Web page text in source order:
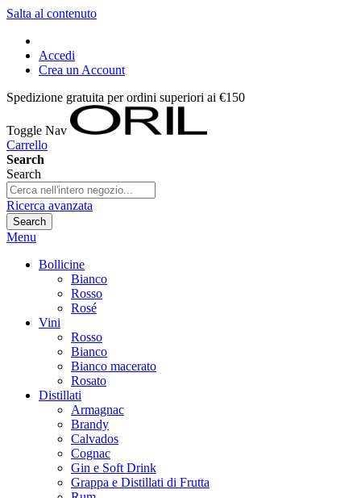
Salta al contenuto
Accedi
Crea un Account
Spedizione gratuita per ordini superiori ai €150
Toggle Nav
Carrello
Search
Search
Ricerca avanzata
Search
Menu
Bollicine
Bianco
Rosso
Rosé
Vini
Rosso
Bianco
Bianco macerato
Rosato
Distillati
Armagnac
Brandy
Calvados
Cognac
Gin e Soft Drink
Grappa e Distillati di Frutta